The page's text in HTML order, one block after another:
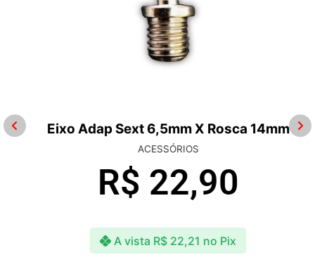
Eixo Adap Sext 6,5mm X Rosca 14mm
ACESSÓRIOS
R$22,90
A vista R$22,21 no Pix